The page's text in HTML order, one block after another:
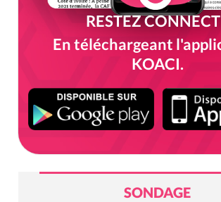
RESTEZ
En téléchargeant
KOACI.
SONDAGE